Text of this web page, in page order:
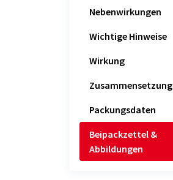
Nebenwirkungen
Wichtige Hinweise
Wirkung
Zusammensetzung
Packungsdaten
Beipackzettel &
Abbildungen